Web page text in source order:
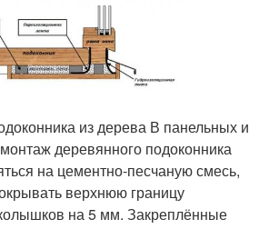
из дерева В панельных и
деревянного подоконника
на цементно-песчаную смесь,
верхнюю границу
на 5 мм. Закреплённые